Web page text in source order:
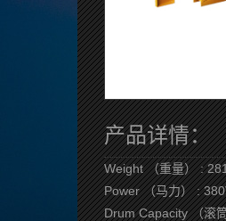
产品详情：
Weight （重量） :
Power （马力） :
Drum Capacity （滚